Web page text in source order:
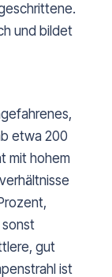
und bildet
etwa 200
mit hohem
sonst
gut
ist